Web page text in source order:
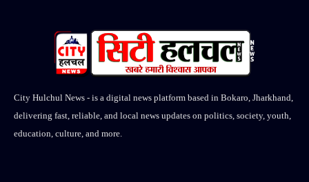
City Hulchul News - is a digital news platform based in Bokaro, Jharkhand,
delivering fast, reliable, and local news updates on politics, society, youth,
education, culture, and more.